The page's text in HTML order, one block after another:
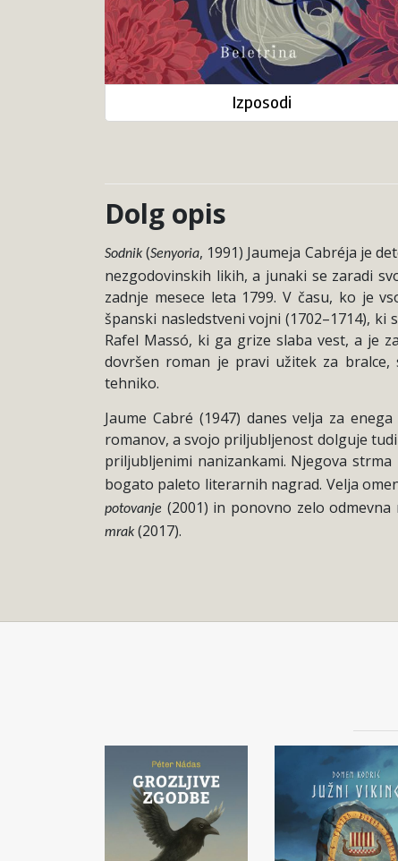
Izposodi
Dolg opis
Sodnik(Senyoria, 1991) Jaumeja Cabréja je
nezgodovinskih likih, a junaki se zaradi
zadnje mesece leta 1799. V času, ko je
španski nasledstveni vojni (1702–1714),
Rafel Massó, ki ga grize slaba vest, a je
dovršen roman je pravi užitek za
tehniko.
Jaume Cabré (1947) danes velja za
romanov, a svojo priljubljenost dolguje
priljubljenimi nanizankami. Njegova
bogato paleto literarnih nagrad. Velja
potovanje (2001) in ponovno zelo odmevna
mrak (2017).